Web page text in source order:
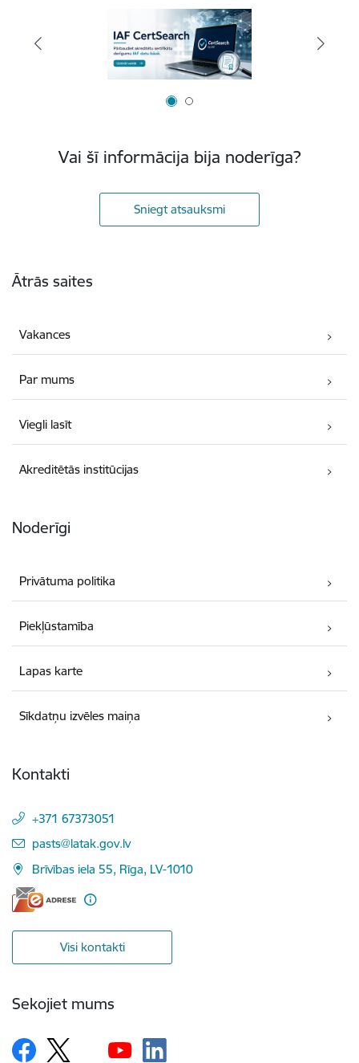
Vai šī informācija bija noderīga?
Sniegt atsauksmi
Ātrās saites
Vakances
Par mums
Viegli lasīt
Akreditētās institūcijas
Noderīgi
Privātuma politika
Piekļūstamība
Lapas karte
Sīkdatņu izvēles maiņa
Kontakti
+371 67373051
E-pasts:
pasts@latak.gov.lv
Brīvības iela 55, Rīga, LV-1010
Visi kontakti
Sekojiet mums